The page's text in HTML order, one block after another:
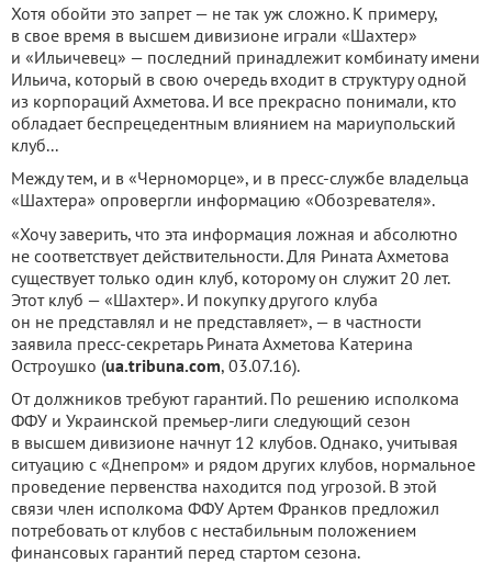
Хотя обойти это запрет — не так уж сложно. К примеру,
в свое время в высшем дивизионе играли «Шахтер»
и «Ильичевец» — последний принадлежит комбинату имени
Ильича, который в свою очередь входит в структуру одной
из корпораций Ахметова. И все прекрасно понимали, кто
обладает беспрецедентным влиянием на мариупольский
клуб...
Между тем, и в «Черноморце», и в пресс-службе владельца
«Шахтера» опровергли информацию «Обозревателя».
«Хочу заверить, что эта информация ложная и абсолютно
не соответствует действительности. Для Рината Ахметова
существует только один клуб, которому он служит 20 лет.
Этот клуб — «Шахтер». И покупку другого клуба
он не представлял и не представляет», — в частности
заявила пресс-секретарь Рината Ахметова Катерина
Остроушко (ua.tribuna.com, 03.07.16).
От должников требуют гарантий. По решению исполкома
ФФУ и Украинской премьер-лиги следующий сезон
в высшем дивизионе начнут 12 клубов. Однако, учитывая
ситуацию с «Днепром» и рядом других клубов, нормальное
проведение первенства находится под угрозой. В этой
связи член исполкома ФФУ Артем Франков предложил
потребовать от клубов с нестабильным положением
финансовых гарантий перед стартом сезона.